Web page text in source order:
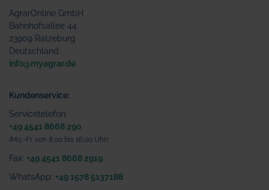
AgrarOnline GmbH
Bahnhofsallee 44
23909 Ratzeburg
Deutschland
info@myagrar.de
Kundenservice:
Servicetelefon:
+49 4541 8668 290
(Mo.-Fr. von 8.00 bis 16.00 Uhr)
Fax: +49 4541 8668 2919
WhatsApp: +49 1578 5137188